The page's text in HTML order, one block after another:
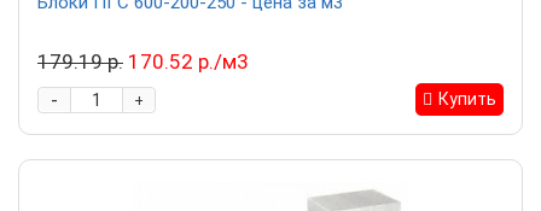
179.19 р. 170.52 р./м3
+
- Купить